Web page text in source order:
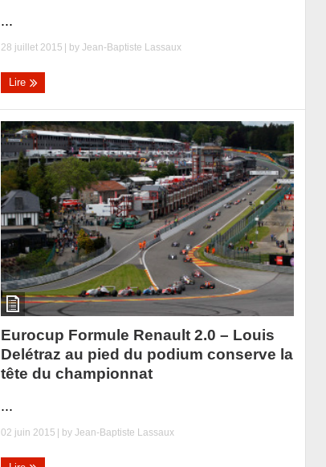
...
28 juillet 2015 | byJean-Baptiste Lassaux
Lire
Eurocup Formule Renault 2.0 – Louis
Delétraz au pied du podium conserve la
tête du championnat
...
02 juin 2015 | byJean-Baptiste Lassaux